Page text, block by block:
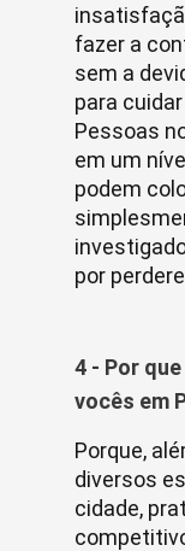
fazer a
sem a
para
Pessoas
em um
podem
por
4 - Por
vocês em
Porque,
diversos
cidade,